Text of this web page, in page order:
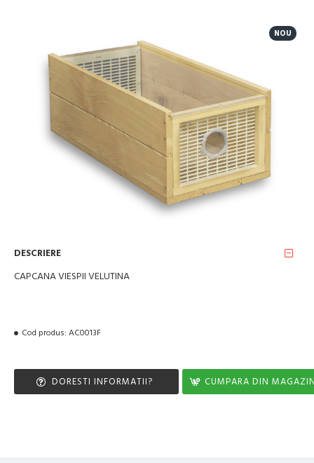
NOU
DESCRIERE
CAPCANA VIESPII VELUTINA
Cod produs: AC0013F
DORESTI INFORMATII? CUMPARA DIN